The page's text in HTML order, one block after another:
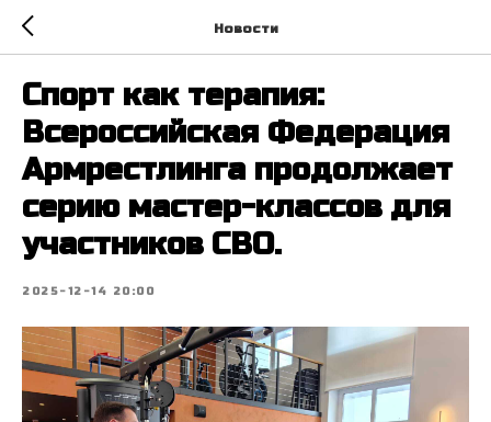
Новости
Спорт как терапия:
Всероссийская Федерация
Армрестлинга продолжает
серию мастер-классов для
участников СВО.
2025-12-14 20:00